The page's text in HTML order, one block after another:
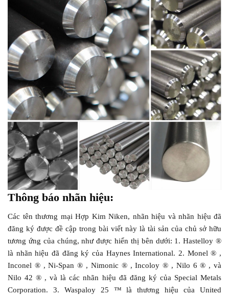
Thông báo nhãn hiệu:
Các tên thương mại Hợp Kim Niken, nhãn hiệu và nhãn hiệu đã
đăng ký được đề cập trong bài viết này là tài sản của chủ sở hữu
tương ứng của chúng, như được hiển thị bên dưới: 1. Hastelloy ®
là nhãn hiệu đã đăng ký của Haynes International. 2. Monel ® ,
Inconel ® , Ni-Span ® , Nimonic ® , Incoloy ® , Nilo 6 ® , và
Nilo 42 ® , và là các nhãn hiệu đã đăng ký của Special Metals
Corporation. 3. Waspaloy 25 ™ là thương hiệu của United